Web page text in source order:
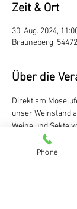
Zeit & Ort
30. Aug. 2024,
Brauneberg,
Über die
Direkt am
unser Weinstand
Weine und Sekte
Brauneberg
Der Weinstand ist
Phone